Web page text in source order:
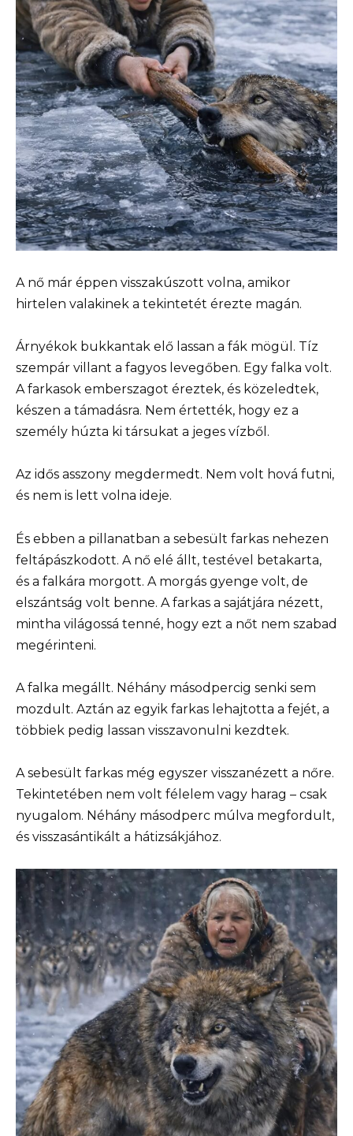
A nő már éppen visszakúszott volna, amikor
hirtelen valakinek a tekintetét érezte magán.
Árnyékok bukkantak elő lassan a fák mögül. Tíz
szempár villant a fagyos levegőben. Egy falka volt.
A farkasok emberszagot éreztek, és közeledtek,
készen a támadásra. Nem értették, hogy ez a
személy húzta ki társukat a jeges vízből.
Az idős asszony megdermedt. Nem volt hová futni,
és nem is lett volna ideje.
És ebben a pillanatban a sebesült farkas nehezen
feltápászkodott. A nő elé állt, testével betakarta,
és a falkára morgott. A morgás gyenge volt, de
elszántság volt benne. A farkas a sajátjára nézett,
mintha világossá tenné, hogy ezt a nőt nem szabad
megérinteni.
A falka megállt. Néhány másodpercig senki sem
mozdult. Aztán az egyik farkas lehajtotta a fejét, a
többiek pedig lassan visszavonulni kezdtek.
A sebesült farkas még egyszer visszanézett a nőre. ​​
Tekintetében nem volt félelem vagy harag – csak
nyugalom. Néhány másodperc múlva megfordult,
és visszasántikált a hátizsákjához.